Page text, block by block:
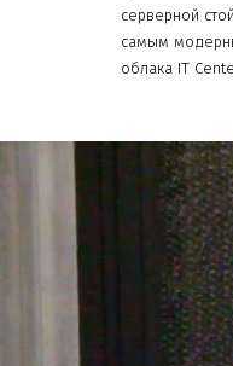
серверной
самым
облака IT